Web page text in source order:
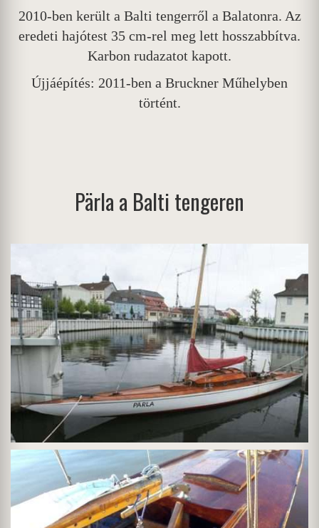
2010-ben került a Balti tengerről a Balatonra. Az
eredeti hajótest 35 cm-rel meg lett hosszabbítva.
Karbon rudazatot kapott.
Újjáépítés: 2011-ben a Bruckner Műhelyben
történt.
Pärla a Balti tengeren